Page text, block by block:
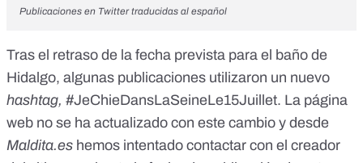
Publicaciones en Twitter traducidas al español
Tras el retraso de la fecha prevista para el baño de
Hidalgo, algunas publicaciones utilizaron un nuevo
hashtag, #JeChieDansLaSeineLe15Juillet. La página
web no se ha actualizado con este cambio y desde
Maldita.es hemos intentado contactar con el creador